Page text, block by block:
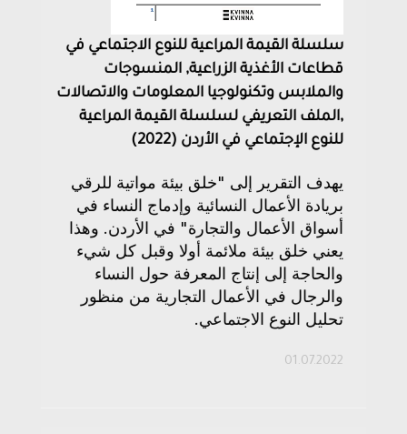
سلسلة القيمة المراعية للنوع الاجتماعي في
قطاعات الأغذية الزراعية, المنسوجات
والملابس وتكنولوجيا المعلومات والاتصالات
,الملف التعريفي لسلسلة القيمة المراعية
للنوع الإجتماعي في الأردن (2022)
يهدف التقرير إلى "خلق بيئة مواتية للرقي
بريادة الأعمال النسائية وإدماج النساء في
أسواق الأعمال والتجارة" في الأردن. وهذا
يعني خلق بيئة ملائمة أولا وقبل كل شيء
والحاجة إلى إنتاج المعرفة حول النساء
والرجال في الأعمال التجارية من منظور
تحليل النوع الاجتماعي.
01.07.2022